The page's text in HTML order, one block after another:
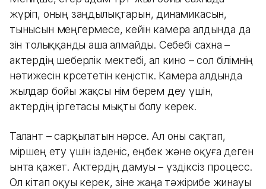
жүріп, оның заңдылықтарын, динамикасын,
тынысын меңгермесе, кейін камера алдында да
өзін толыққанды аша алмайды. Себебі сахна –
актердің шеберлік мектебі, ал кино – сол білімнің
нәтижесін көрсететін кеңістік. Камера алдында
жылдар бойы жақсы өнім берем деу үшін,
актердің іргетасы мықты болу керек.
Талант – сарқылатын нәрсе. Ал оны сақтап,
өміршең ету үшін ізденіс, еңбек және оқуға деген
ынта қажет. Актердің дамуы – үздіксіз процесс.
Ол кітап оқуы керек, өзіне жаңа тәжірибе жинауы